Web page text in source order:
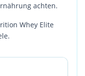
achten.
Whey Elite